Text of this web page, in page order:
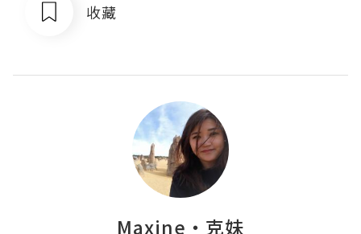
收藏
Maxine‧克妹